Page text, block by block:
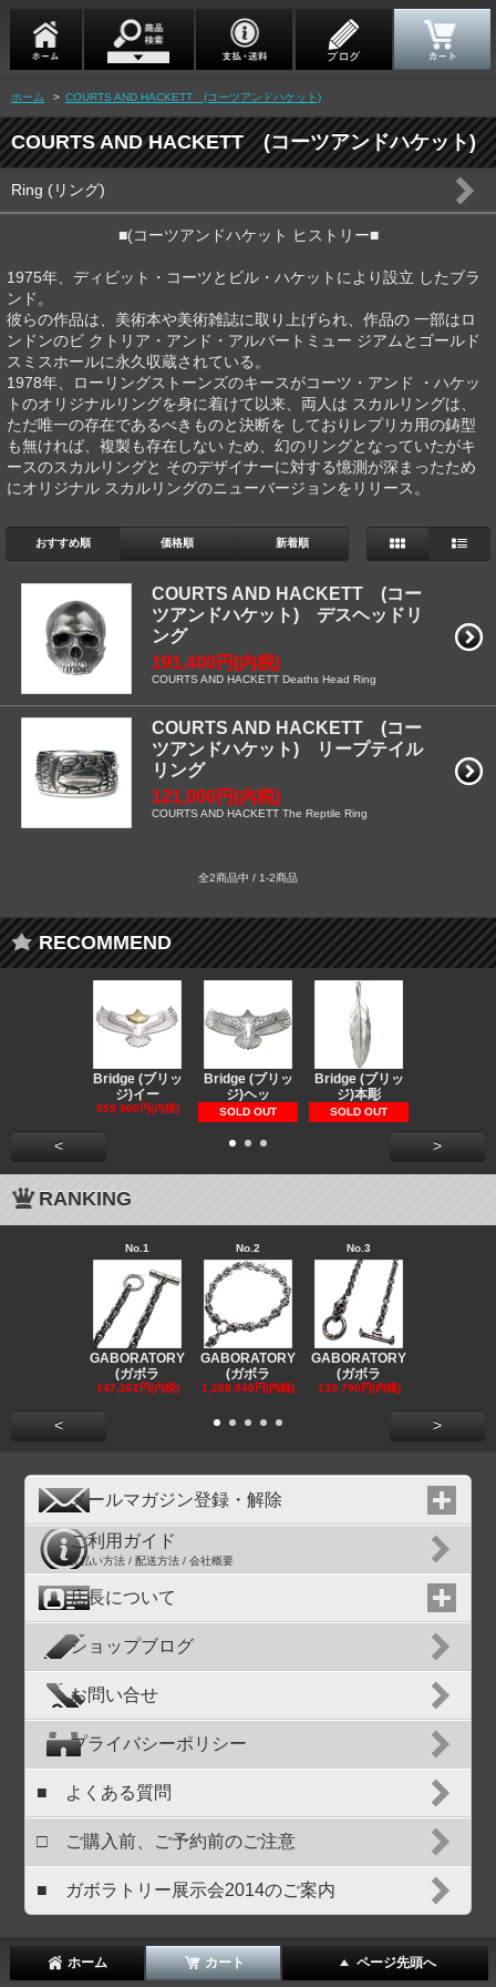
ホーム > COURTS AND HACKETT (コーツアンドハケット)
COURTS AND HACKETT (コーツアンドハケット)
Ring (リング)
■(コーツアンドハケット ヒストリー■
1975年、ディビット・コーツとビル・ハケットにより設立 したブラ
ンド。
彼らの作品は、美術本や美術雑誌に取り上げられ、作品の 一部はロ
ンドンのビ クトリア・アンド・アルバートミュー ジアムとゴールド
スミスホールに永久収蔵されている。
1978年、ローリングストーンズのキースがコーツ・アンド ・ハケッ
トのオリジナルリングを身に着けて以来、両人は スカルリングは、
ただ唯一の存在であるべきものと決断を しておりレプリカ用の鋳型
も無ければ、複製も存在しない ため、幻のリングとなっていたがキ
ースのスカルリングと そのデザイナーに対する憶測が深まったため
にオリジナル スカルリングのニューバージョンをリリース。
おすすめ順 価格順 新着順
COURTS AND HACKETT (コー
ツアンドハケット) デスヘッドリ
ング
191,400円(内税)
COURTS AND HACKETT Deaths Head Ring
COURTS AND HACKETT (コー
ツアンドハケット) リープテイル
リング
121,000円(内税)
COURTS AND HACKETT The Reptile Ring
全2商品中 / 1-2商品
RECOMMEND
Bridge (ブリッ
ジ)イー
559,900円(内税)
Bridge (ブリッ
ジ)ヘッ
SOLD OUT
Bridge (ブリッ
ジ)本彫
SOLD OUT
< >
RANKING
No.1
GABORATORY
(ガボラ
147,262円(内税)
No.2
GABORATORY
(ガボラ
1,288,940円(内税)
No.3
GABORATORY
(ガボラ
130,790円(内税)
< >
メールマガジン登録・解除
ご利用ガイド
支払い方法 / 配送方法 / 会社概要
店長について
ショップブログ
お問い合せ
プライバシーポリシー
■ よくある質問
□ ご購入前、ご予約前のご注意
■ ガボラトリー展示会2014のご案内
ホーム カート ページ先頭へ